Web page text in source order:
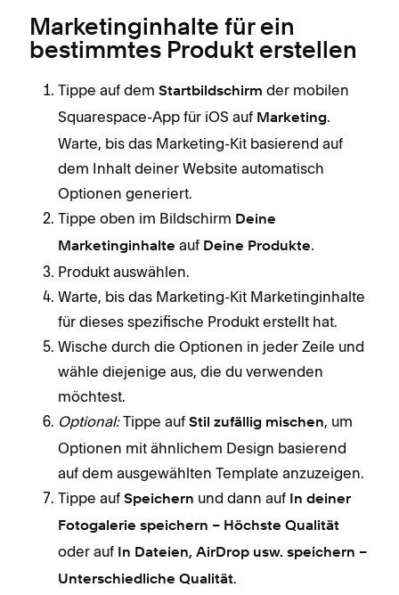
Marketinginhalte für ein
bestimmtes Produkt erstellen
Tippe auf dem Startbildschirm der mobilen
Squarespace-App für iOS auf Marketing.
Warte, bis das Marketing-Kit basierend auf
dem Inhalt deiner Website automatisch
Optionen generiert.
Tippe oben im Bildschirm Deine
Marketinginhalte auf Deine Produkte.
Produkt auswählen.
Warte, bis das Marketing-Kit Marketinginhalte
für dieses spezifische Produkt erstellt hat.
Wische durch die Optionen in jeder Zeile und
wähle diejenige aus, die du verwenden
möchtest.
Optional:Tippe auf Stil zufällig mischen, um
Optionen mit ähnlichem Design basierend
auf dem ausgewählten Template anzuzeigen.
Tippe auf Speichern und dann auf
In deiner
Fotogalerie speichern – Höchste Qualität
oder auf
In Dateien, AirDrop usw. speichern –
Unterschiedliche Qualität.